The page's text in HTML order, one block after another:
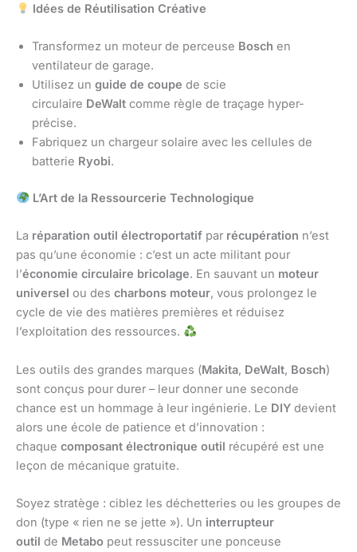
Idées de Réutilisation Créative
Transformez un moteur de perceuse Bosch en
ventilateur de garage.
Utilisez un guide de coupe de scie
circulaire DeWalt comme règle de traçage hyper-
précise.
Fabriquez un chargeur solaire avec les cellules de
batterie Ryobi.
L’Art de la Ressourcerie Technologique
La réparation outil électroportatif par récupération n’est
pas qu’une économie : c’est un acte militant pour
l’économie circulaire bricolage. En sauvant un moteur
universel ou des charbons moteur, vous prolongez le
cycle de vie des matières premières et réduisez
l’exploitation des ressources.
Les outils des grandes marques (Makita, DeWalt, Bosch)
sont conçus pour durer – leur donner une seconde
chance est un hommage à leur ingénierie. Le DIY devient
alors une école de patience et d’innovation :
chaque composant électronique outil récupéré est une
leçon de mécanique gratuite.
Soyez stratège : ciblez les déchetteries ou les groupes de
don (type « rien ne se jette »). Un interrupteur
outil de Metabo peut ressusciter une ponceuse